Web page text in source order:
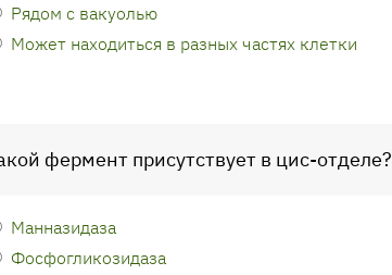
Рядом с вакуолью
Может находиться в разных частях клетки
фермент присутствует в цис-отделе?
Манназидаза
Фосфогликозидаза